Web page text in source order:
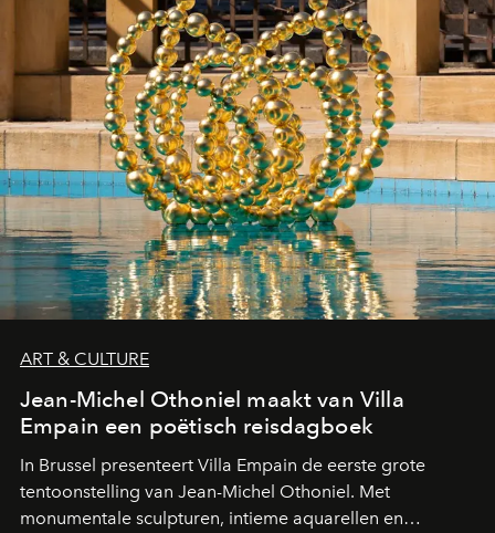
ART & CULTURE
Jean-Michel Othoniel maakt van Villa
Empain een poëtisch reisdagboek
In Brussel presenteert Villa Empain de eerste grote
tentoonstelling van Jean-Michel Othoniel. Met
monumentale sculpturen, intieme aquarellen en